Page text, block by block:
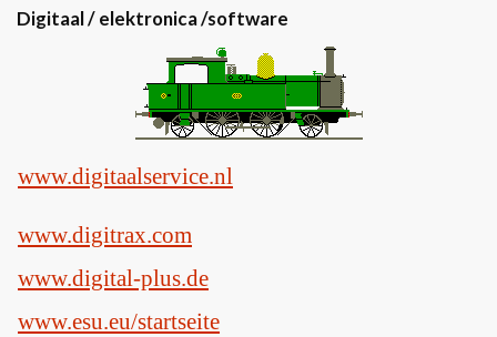
Digitaal / elektronica /software
www.digitaalservice.nl
www.digitrax.com
www.digital-plus.de
www.esu.eu/startseite